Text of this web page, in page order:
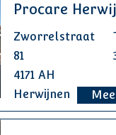
Procare
Zworrelstraat
81
4171 AH
Herwijnen